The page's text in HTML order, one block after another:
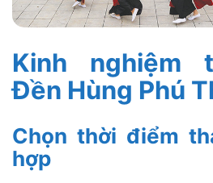
Kinh nghiệm
Đền Hùng Phú
Chọn thời điểm
hợp